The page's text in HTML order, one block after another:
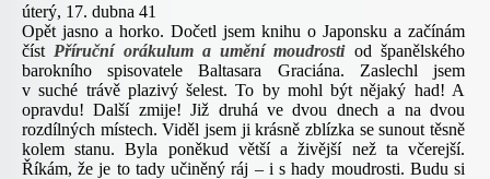
úterý, 17. dubna 41
Opět jasno a horko. Dočetl jsem knihu o Japonsku a začínám
číst Příruční orákulum a umění moudrosti od španělského
barokního spisovatele Baltasara Graciána. Zaslechl jsem
v suché trávě plazivý šelest. To by mohl být nějaký had! A
opravdu! Další zmije! Již druhá ve dvou dnech a na dvou
rozdílných místech. Viděl jsem ji krásně zblízka se sunout těsně
kolem stanu. Byla poněkud větší a živější než ta včerejší.
Říkám, že je to tady učiněný ráj – i s hady moudrosti. Budu si